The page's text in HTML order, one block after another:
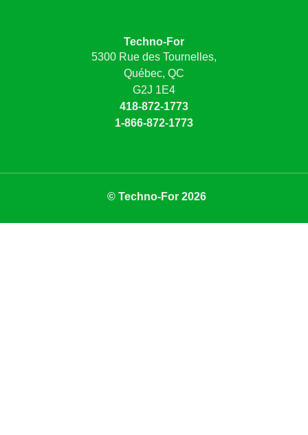
Techno-For
5300 Rue des Tournelles,
Québec, QC
G2J 1E4
418-872-1773
1-866-872-1773
© Techno-For 2026